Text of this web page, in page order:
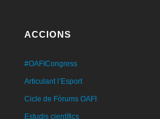
ACCIONS
#OAFICongress
Articulant l’Esport
Cicle de Fòrums OAFI
Estudis científics